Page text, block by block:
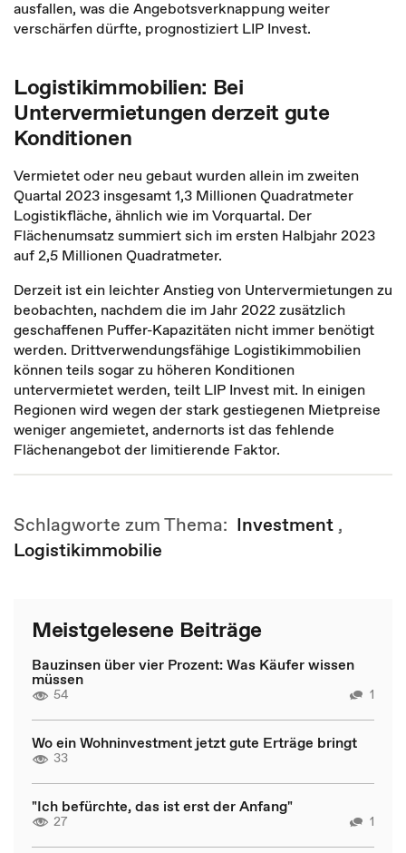
ausfallen, was die Angebotsverknappung weiter
verschärfen dürfte, prognostiziert LIP Invest.
Logistikimmobilien: Bei
Untervermietungen derzeit gute
Konditionen
Vermietet oder neu gebaut wurden allein im zweiten
Quartal 2023 insgesamt 1,3 Millionen Quadratmeter
Logistikfläche, ähnlich wie im Vorquartal. Der
Flächenumsatz summiert sich im ersten Halbjahr 2023
auf 2,5 Millionen Quadratmeter.
Derzeit ist ein leichter Anstieg von Untervermietungen zu
beobachten, nachdem die im Jahr 2022 zusätzlich
geschaffenen Puffer-Kapazitäten nicht immer benötigt
werden. Drittverwendungsfähige Logistikimmobilien
können teils sogar zu höheren Konditionen
untervermietet werden, teilt LIP Invest mit. In einigen
Regionen wird wegen der stark gestiegenen Mietpreise
weniger angemietet, andernorts ist das fehlende
Flächenangebot der limitierende Faktor.
Schlagworte zum Thema: Investment ,
Logistikimmobilie
Meistgelesene Beiträge
Bauzinsen über vier Prozent: Was Käufer wissen
müssen
54 1
Wo ein Wohninvestment jetzt gute Erträge bringt
33
"Ich befürchte, das ist erst der Anfang"
27 1